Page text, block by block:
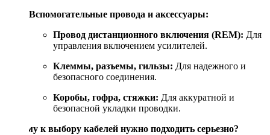
Вспомогательные провода и аксессуары:
Провод дистанционного включения (REM): Для
управления включением усилителей.
Клеммы, разъемы, гильзы: Для надежного и
безопасного соединения.
Коробы, гофра, стяжки: Для аккуратной и
безопасной укладки проводки.
Почему к выбору кабелей нужно подходить серьезно?